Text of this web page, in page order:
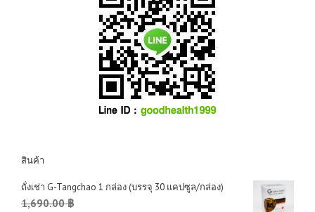
สินค้า
ถั่งเช่า G-Tangchao 1 กล่อง (บรรจุ 30 แคปซูล/กล่อง)
1,690.00 ฿